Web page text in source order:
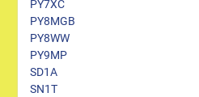
PY7XC
PY8MGB
PY8WW
PY9MP
SD1A
SN1T